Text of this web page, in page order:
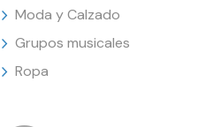
Moda y Calzado
Grupos musicales
Ropa